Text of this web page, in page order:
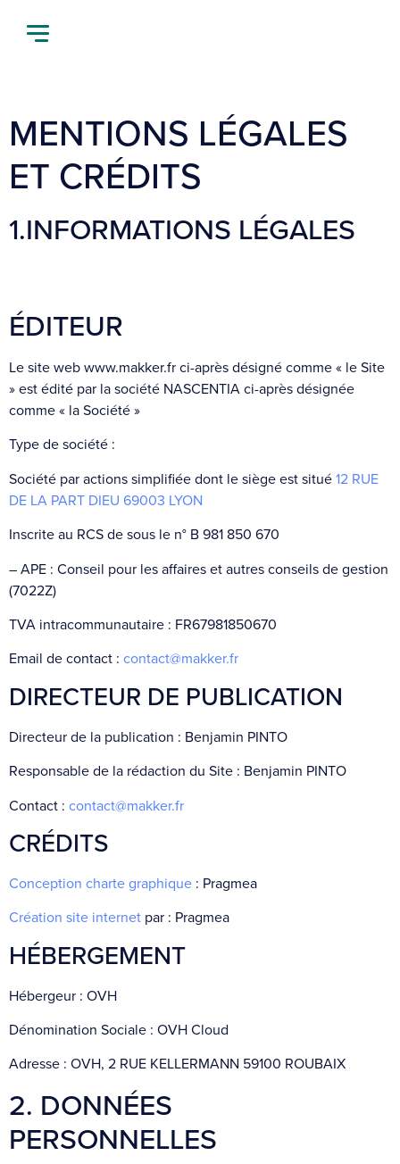
MENTIONS LÉGALES
ET CRÉDITS
1.INFORMATIONS LÉGALES
ÉDITEUR
Le site web www.makker.fr ci-après désigné comme « le Site
» est édité par la société NASCENTIA ci-après désignée
comme « la Société »
Type de société :
Société par actions simplifiée dont le siège est situé12 RUE
DE LA PART DIEU 69003 LYON
Inscrite au RCS de sous le n° B 981 850 670
– APE : Conseil pour les affaires et autres conseils de gestion
(7022Z)
TVA intracommunautaire : FR67981850670
Email de contact : contact@makker.fr
DIRECTEUR DE PUBLICATION
Directeur de la publication : Benjamin PINTO
Responsable de la rédaction du Site : Benjamin PINTO
Contact : contact@makker.fr
CRÉDITS
Conception charte graphique : Pragmea
Création site internet par : Pragmea
HÉBERGEMENT
Hébergeur : OVH
Dénomination Sociale : OVH Cloud
Adresse : OVH, 2 RUE KELLERMANN 59100 ROUBAIX
2. DONNÉES
PERSONNELLES